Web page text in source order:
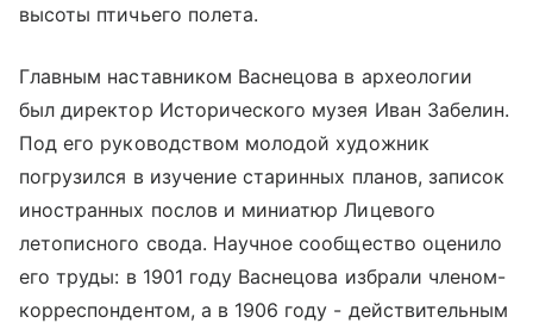
высоты птичьего полета.
Главным наставником Васнецова в археологии
был директор Исторического музея Иван Забелин.
Под его руководством молодой художник
погрузился в изучение старинных планов, записок
иностранных послов и миниатюр Лицевого
летописного свода. Научное сообщество оценило
его труды: в 1901 году Васнецова избрали членом-
корреспондентом, а в 1906 году - действительным